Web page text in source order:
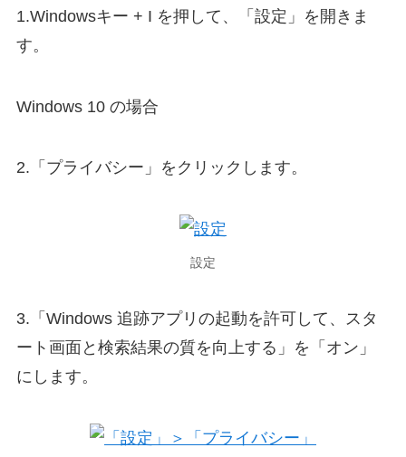
1.Windowsキー + I を押して、「設定」を開きま
す。
Windows 10 の場合
2.「プライバシー」をクリックします。
設定
3.「Windows 追跡アプリの起動を許可して、スタ
ート画面と検索結果の質を向上する」を「オン」
にします。